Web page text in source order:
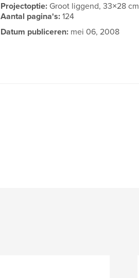
Projectoptie: Groot liggend, 33×28 cm
Aantal pagina's:124
Datum publiceren: mei 06, 2008